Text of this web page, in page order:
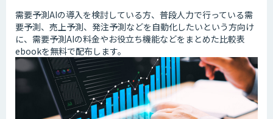
需要予測AIの導入を検討している方、普段人力で行っている需
要予測、売上予測、発注予測などを自動化したいという方向け
に、需要予測AIの料金やお役立ち機能などをまとめた比較表
ebookを無料で配布します。